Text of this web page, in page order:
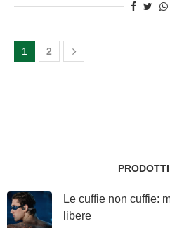
1 2
Le cuffie non cuffie:
libere